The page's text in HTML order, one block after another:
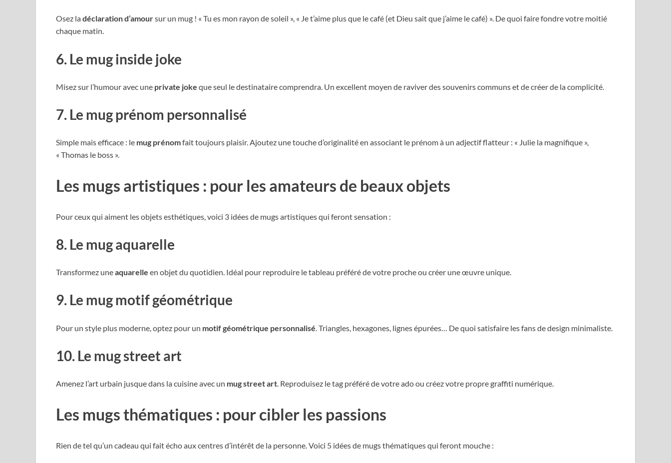
Osez ladéclaration d’amoursur un mug ! « Tu es mon rayon de soleil », « Je t’aime plus que le café (et Dieu sait que j’aime le café) ». De quoi faire fondre votre moitié
chaque matin.
6. Le mug inside joke
Misez sur l’humour avec une private joke que seul le destinataire comprendra. Un excellent moyen de raviver des souvenirs communs et de créer de la complicité.
7. Le mug prénom personnalisé
Simple mais efficace : le mug prénomfait toujours plaisir. Ajoutez une touche d’originalité en associant le prénom à un adjectif flatteur : « Julie la magnifique »,
« Thomas le boss ».
Les mugs artistiques : pour les amateurs de beaux objets
Pour ceux qui aiment les objets esthétiques, voici 3 idées de mugs artistiques qui feront sensation :
8. Le mug aquarelle
Transformez uneaquarelle en objet du quotidien. Idéal pour reproduire le tableau préféré de votre proche ou créer une œuvre unique.
9. Le mug motif géométrique
Pour un style plus moderne, optez pour un motif géométrique personnalisé . Triangles, hexagones, lignes épurées… De quoi satisfaire les fans de design minimaliste.
10. Le mug street art
Amenez l’art urbain jusque dans la cuisine avec un mug street art. Reproduisez le tag préféré de votre ado ou créez votre propre graffiti numérique.
Les mugs thématiques : pour cibler les passions
Rien de tel qu’un cadeau qui fait écho aux centres d’intérêt de la personne. Voici 5 idées de mugs thématiques qui feront mouche :